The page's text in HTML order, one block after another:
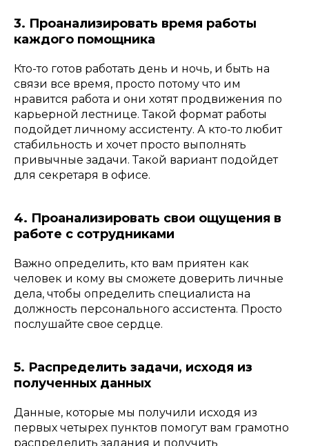
3. Проанализировать время работы
каждого помощника
Кто-то готов работать день и ночь, и быть на
связи все время, просто потому что им
нравится работа и они хотят продвижения по
карьерной лестнице. Такой формат работы
подойдет личному ассистенту. А кто-то любит
стабильность и хочет просто выполнять
привычные задачи. Такой вариант подойдет
для секретаря в офисе.
4. Проанализировать свои ощущения в
работе с сотрудниками
Важно определить, кто вам приятен как
человек и кому вы сможете доверить личные
дела, чтобы определить специалиста на
должность персонального ассистента. Просто
послушайте свое сердце.
5. Распределить задачи, исходя из
полученных данных
Данные, которые мы получили исходя из
первых четырех пунктов помогут вам грамотно
распределить задания и получить